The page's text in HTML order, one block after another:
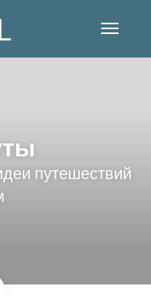
путешествий